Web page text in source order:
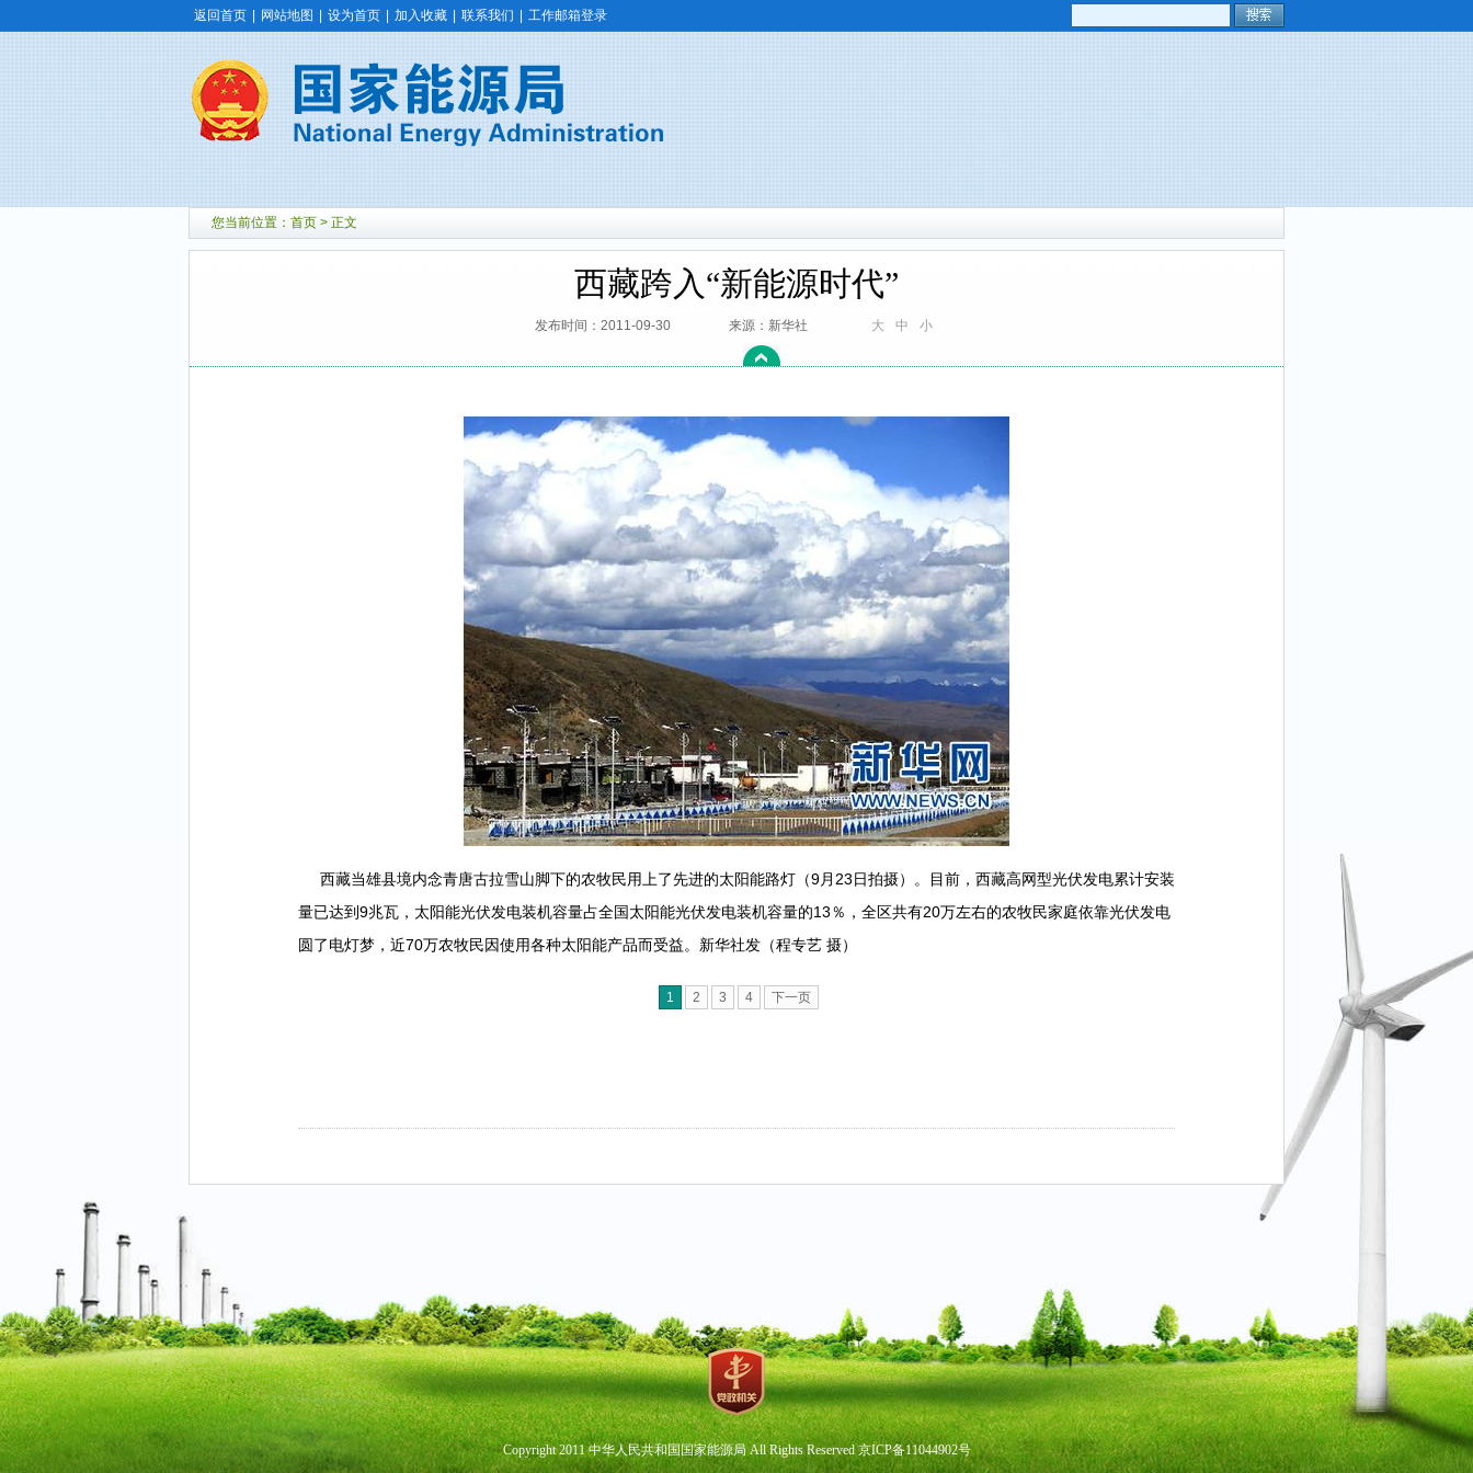
返回首页 网站地图 设为首页 加入收藏 联系我们 工作邮箱登录
您当前位置： 首页 > 正文
西藏跨入“新能源时代”
发布时间：2011-09-30 来源：新华社 大 中 小
西藏当雄县境内念青唐古拉雪山脚下的农牧民用上了先进的太阳能路灯（9月23日拍摄）。目前，西藏高网型光伏发电累计安装
量已达到9兆瓦，太阳能光伏发电装机容量占全国太阳能光伏发电装机容量的13％，全区共有20万左右的农牧民家庭依靠光伏发电
圆了电灯梦，近70万农牧民因使用各种太阳能产品而受益。新华社发（程专艺 摄）
1 2 3 4 下一页
Copyright 2011 中华人民共和国国家能源局 All Rights Reserved 京ICP备11044902号